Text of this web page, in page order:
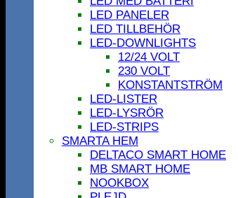
LED PANELER
LED TILLBEHÖR
LED-DOWNLIGHTS
12/24 VOLT
230 VOLT
KONSTANTSTRÖM
LED-LISTER
LED-LYSRÖR
LED-STRIPS
SMARTA HEM
DELTACO SMART HOME
MB SMART HOME
NOOKBOX